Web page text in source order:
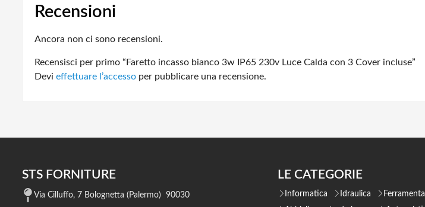
Recensioni
Ancora non ci sono recensioni.
Recensisci per primo “Faretto incasso bianco 3w IP65 230v Luce Calda con 3 Cover incluse”
Devi effettuare l’accesso per pubblicare una recensione.
STS FORNITURE
Via Cilluffo, 7 Bolognetta (Palermo) 90030
LE CATEGORIE
Informatica Idraulica Ferramenta